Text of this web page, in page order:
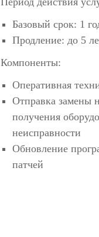
Базовый срок: 1
Продление: до 5
Компоненты:
Оперативная
Отправка замены
получения
неисправности
Обновление
патчей